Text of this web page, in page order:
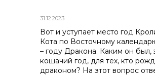
31.12.2023
Вот и уступает место год
Кота по Восточному
– году Дракона. Каким он был,
кошачий год, для тех, кто
драконом? На этот вопрос